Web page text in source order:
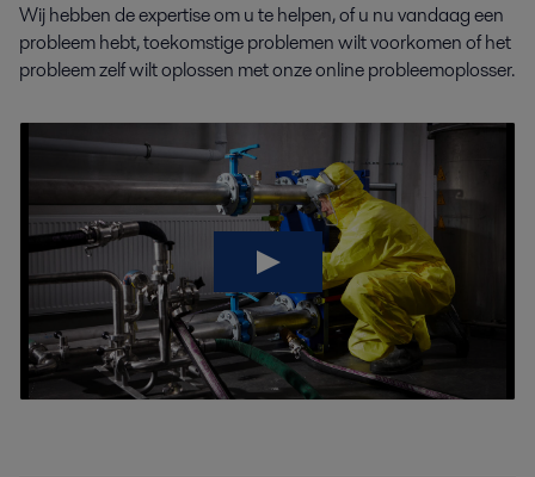
Wij hebben de expertise om u te helpen, of u nu vandaag een
probleem hebt, toekomstige problemen wilt voorkomen of het
probleem zelf wilt oplossen met onze online probleemoplosser.